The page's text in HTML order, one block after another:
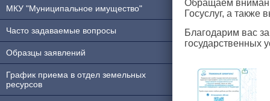
МКУ "Муниципальное имущество"
Часто задаваемые вопросы
Образцы заявлений
График приема в отдел земельных
ресурсов
Обращаем
Госуслуг, а
Благодарим вас
государственных